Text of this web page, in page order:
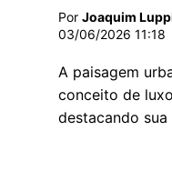
Por Joaquim
03/06/2026 11:18
A paisagem
conceito de
destacando